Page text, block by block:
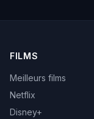
FILMS
Meilleurs films
Netflix
Disney+